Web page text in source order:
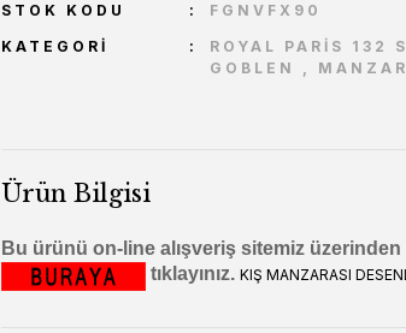
STOK KODU
FGNVFX90
KATEGORI
ROYAL PARİS 132
GOBLEN
,
Ürün Bilgisi
Bu ürünü on-line alışveriş sitemiz
tıklayınız. KIŞ MANZARASI